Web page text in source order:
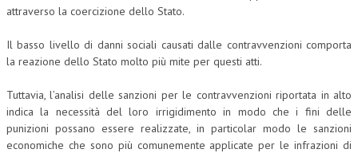
attraverso la coercizione dello Stato.
Il basso livello di danni sociali causati dalle contravvenzioni comporta
la reazione dello Stato molto più mite per questi atti.
Tuttavia, l’analisi delle sanzioni per le contravvenzioni riportata in alto
indica la necessità del loro irrigidimento in modo che i fini delle
punizioni possano essere realizzate, in particolar modo le sanzioni
economiche che sono più comunemente applicate per le infrazioni di